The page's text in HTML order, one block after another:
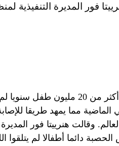
فور المديرة التنفيذية
أفاد تقرير للأمم المتحدة يوم الخميس
الماضية مما يمهد طريقا
وقالت هنرييتا فور المديرة
دائما أطفالا لم يتلقوا